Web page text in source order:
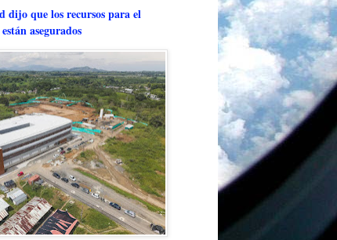
dijo que los recursos para el
asegurados